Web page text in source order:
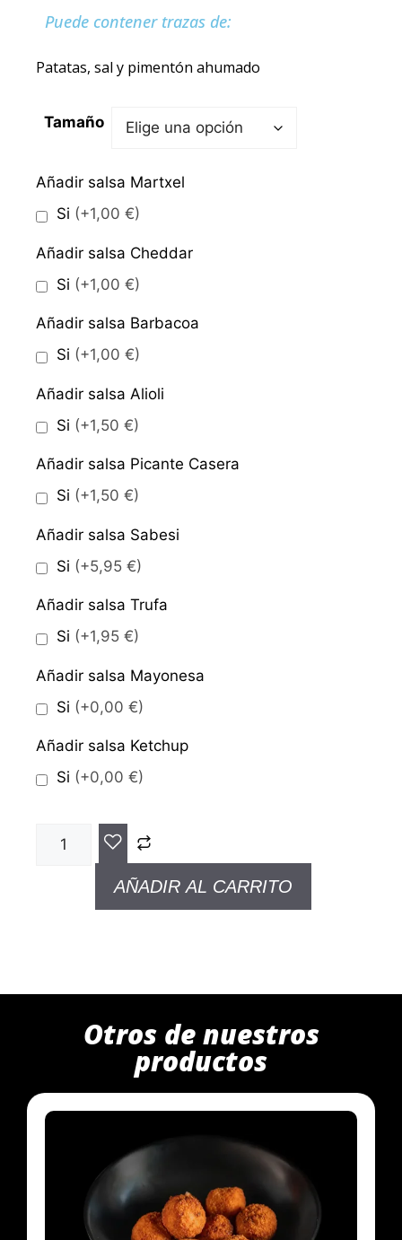
Puede contener trazas de:
Patatas, sal y pimentón ahumado
Tamaño
Añadir salsa Martxel
Si (+1,00 €)
Añadir salsa Cheddar
Si (+1,00 €)
Añadir salsa Barbacoa
Si (+1,00 €)
Añadir salsa Alioli
Si (+1,50 €)
Añadir salsa Picante Casera
Si (+1,50 €)
Añadir salsa Sabesi
Si (+5,95 €)
Añadir salsa Trufa
Si (+1,95 €)
Añadir salsa Mayonesa
Si (+0,00 €)
Añadir salsa Ketchup
Si (+0,00 €)
AÑADIR AL CARRITO
Otros de nuestros
productos